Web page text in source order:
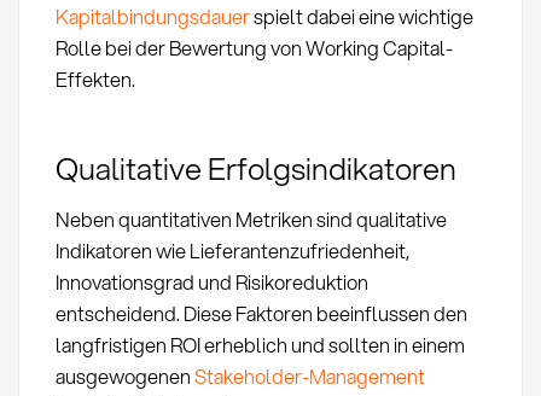
Kapitalbindungsdauerspielt dabei eine wichtige
Rolle bei der Bewertung von Working Capital-
Effekten.
Qualitative Erfolgsindikatoren
Neben quantitativen Metriken sind qualitative
Indikatoren wie Lieferantenzufriedenheit,
Innovationsgrad und Risikoreduktion
entscheidend. Diese Faktoren beeinflussen den
langfristigen ROI erheblich und sollten in einem
ausgewogenenStakeholder-Management